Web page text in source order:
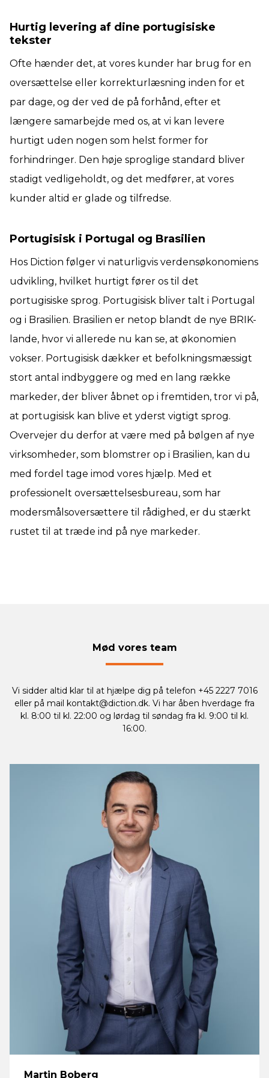
Hurtig levering af dine portugisiske
tekster
Ofte hænder det, at vores kunder har brug for en
oversættelse eller korrekturlæsning inden for et
par dage, og der ved de på forhånd, efter et
længere samarbejde med os, at vi kan levere
hurtigt uden nogen som helst former for
forhindringer. Den høje sproglige standard bliver
stadigt vedligeholdt, og det medfører, at vores
kunder altid er glade og tilfredse.
Portugisisk i Portugal og Brasilien
Hos Diction følger vi naturligvis verdensøkonomiens
udvikling, hvilket hurtigt fører os til det
portugisiske sprog. Portugisisk bliver talt i Portugal
og i Brasilien. Brasilien er netop blandt de nye BRIK-
lande, hvor vi allerede nu kan se, at økonomien
vokser. Portugisisk dækker et befolkningsmæssigt
stort antal indbyggere og med en lang række
markeder, der bliver åbnet op i fremtiden, tror vi på,
at portugisisk kan blive et yderst vigtigt sprog.
Overvejer du derfor at være med på bølgen af nye
virksomheder, som blomstrer op i Brasilien, kan du
med fordel tage imod vores hjælp. Med et
professionelt oversættelsesbureau, som har
modersmålsoversættere til rådighed, er du stærkt
rustet til at træde ind på nye markeder.
Mød vores team
Vi sidder altid klar til at hjælpe dig på telefon +45 2227 7016
eller på mail kontakt@diction.dk. Vi har åben hverdage fra
kl. 8:00 til kl. 22:00 og lørdag til søndag fra kl. 9:00 til kl.
16:00.
Martin Boberg